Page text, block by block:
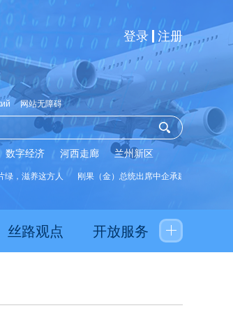
登录 注册
网站无障碍
数字经济 河西走廊 兰州新区
，滋养这方人 刚果（金）总统出席中企承建水厂启用仪式
丝路观点 开放服务